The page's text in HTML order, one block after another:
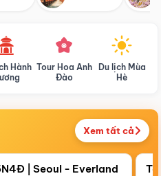
Hành Tour Hoa Anh
Đào
Du lịch Mùa
Hè
Xem tất cả
Điểm nổi bật
| Seoul - Everland